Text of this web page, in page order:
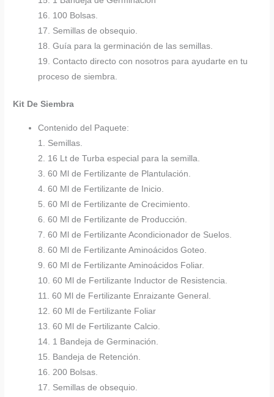
16. 100 Bolsas.
17. Semillas de obsequio.
18. Guía para la germinación de las semillas.
19. Contacto directo con nosotros para ayudarte en tu
proceso de siembra.
Kit De Siembra
Contenido del Paquete:
1. Semillas.
2. 16 Lt de Turba especial para la semilla.
3. 60 Ml de Fertilizante de Plantulación.
4. 60 Ml de Fertilizante de Inicio.
5. 60 Ml de Fertilizante de Crecimiento.
6. 60 Ml de Fertilizante de Producción.
7. 60 Ml de Fertilizante Acondicionador de Suelos.
8. 60 Ml de Fertilizante Aminoácidos Goteo.
9. 60 Ml de Fertilizante Aminoácidos Foliar.
10. 60 Ml de Fertilizante Inductor de Resistencia.
11. 60 Ml de Fertilizante Enraizante General.
12. 60 Ml de Fertilizante Foliar
13. 60 Ml de Fertilizante Calcio.
14. 1 Bandeja de Germinación.
15. Bandeja de Retención.
16. 200 Bolsas.
17. Semillas de obsequio.